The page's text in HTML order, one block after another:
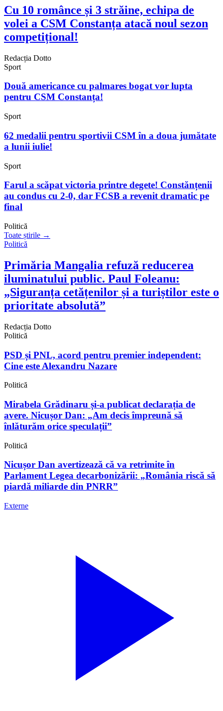
Cu 10 românce și 3 străine, echipa de
volei a CSM Constanța atacă noul sezon
competițional!
Redacția Dotto
Sport
Două americance cu palmares bogat vor lupta
pentru CSM Constanța!
Sport
62 medalii pentru sportivii CSM în a doua jumătate
a lunii iulie!
Sport
Farul a scăpat victoria printre degete! Constănțenii
au condus cu 2-0, dar FCSB a revenit dramatic pe
final
Politică
Toate știrile →
Politică
Primăria Mangalia refuză reducerea
iluminatului public. Paul Foleanu:
„Siguranța cetățenilor și a turiștilor este o
prioritate absolută”
Redacția Dotto
Politică
PSD și PNL, acord pentru premier independent:
Cine este Alexandru Nazare
Politică
Mirabela Grădinaru și-a publicat declarația de
avere. Nicușor Dan: „Am decis împreună să
înlăturăm orice speculații”
Politică
Nicușor Dan avertizează că va retrimite în
Parlament Legea decarbonizării: „România riscă să
piardă miliarde din PNRR”
Externe